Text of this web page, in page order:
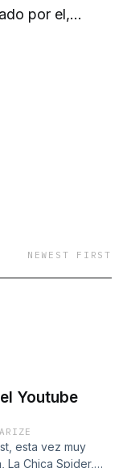
por el,
podcast
mucho amor
soto-eliosa
NEWEST FIRST
Youtube
esta vez muy
Chica Spider,